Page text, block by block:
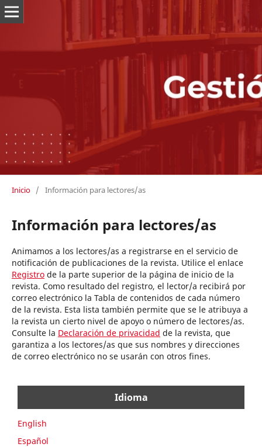
Inicio / Información para lectores/as
Información para lectores/as
Animamos a los lectores/as a registrarse en el servicio de
notificación de publicaciones de la revista. Utilice el enlace
Registrode la parte superior de la página de inicio de la
revista. Como resultado del registro, el lector/a recibirá por
correo electrónico la Tabla de contenidos de cada número
de la revista. Esta lista también permite que se le atribuya a
la revista un cierto nivel de apoyo o número de lectores/as.
Consulte la Declaración de privacidad de la revista, que
garantiza a los lectores/as que sus nombres y direcciones
de correo electrónico no se usarán con otros fines.
Idioma
English
Español